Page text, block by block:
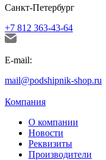
Санкт-Петербург
+7 812 363-43-64
E-mail:
mail@podshipnik-shop.ru
Компания
О компании
Новости
Реквизиты
Производители